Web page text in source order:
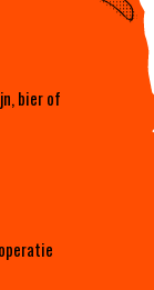
bier of